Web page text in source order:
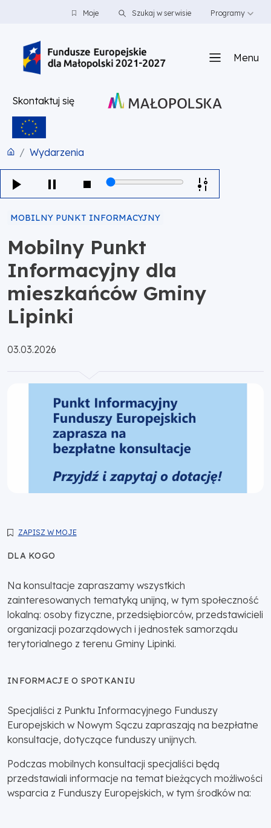
PRZEJDŹ DO TREŚCI
PRZEJDŹ DO MENUMoje Szukaj w serwisie Programy
Menu
Skontaktuj się
Wydarzenia
MOBILNY PUNKT INFORMACYJNY
Mobilny Punkt
Informacyjny dla
mieszkańców Gminy
Lipinki
Opublikowano:
03.03.2026
ZAPISZ W MOJE
DLA KOGO
Na konsultacje zapraszamy wszystkich
zainteresowanych tematyką unijną, w tym społeczność
lokalną: osoby fizyczne, przedsiębiorców, przedstawicieli
organizacji pozarządowych i jednostek samorządu
terytorialnego z terenu Gminy Lipinki.
INFORMACJE O SPOTKANIU
Specjaliści z Punktu Informacyjnego Funduszy
Europejskich w Nowym Sączu zapraszają na bezpłatne
konsultacje, dotyczące funduszy unijnych.
Podczas mobilnych konsultacji specjaliści będą
przedstawiali informacje na temat bieżących możliwości
wsparcia z Funduszy Europejskich, w tym środków na: